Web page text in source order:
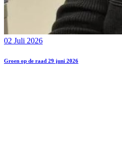
02 Juli 2026
Groen op de raad 29 juni 2026